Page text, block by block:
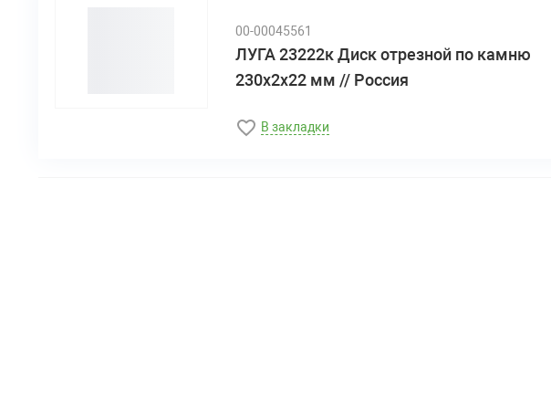
00-00045561
ЛУГА 23222к Диск отрезной по камню
230х2х22 мм // Россия
В закладки